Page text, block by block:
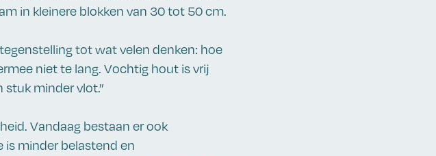
in kleinere blokken van 30 tot 50 cm.
tot wat velen denken: hoe
niet te lang. Vochtig hout is vrij
stuk minder vlot.”
Vandaag bestaan er ook
is minder belastend en